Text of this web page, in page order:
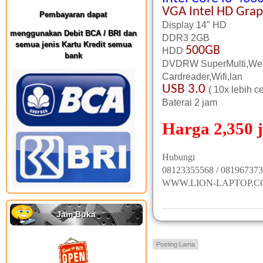
Pembayaran dapat
menggunakan Debit BCA / BRI dan
semua jenis Kartu Kredit semua
bank
Jam Buka
VGA Intel HD
Display 14" HD
DDR3 2GB
HDD 500GB
DVDRW
Cardreader,Wifi,lan
USB 3.0 ( 10x lebih
Baterai 2 jam
Harga 2,350
Hubungi
08123355568 /
WWW.LION-
Posting Lama